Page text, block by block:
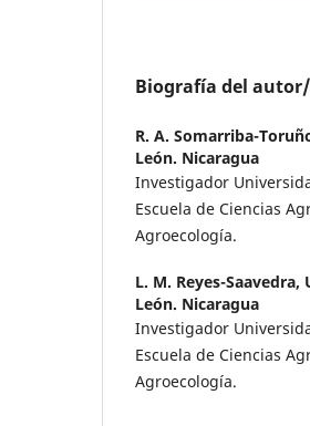
Biografía del
R. A. Somarriba-
León. Nicaragua
Investigador
Escuela de Ciencias
Agroecología.
L. M. Reyes-Saavedra,
León. Nicaragua
Investigador
Escuela de Ciencias
Agroecología.